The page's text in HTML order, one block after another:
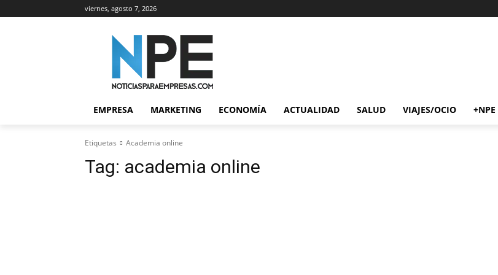
viernes, agosto 7, 2026
EMPRESA MARKETING ECONOMÍA ACTUALIDAD SALUD VIAJES/OCIO +NPE
Etiquetas Academia online
Tag: academia online